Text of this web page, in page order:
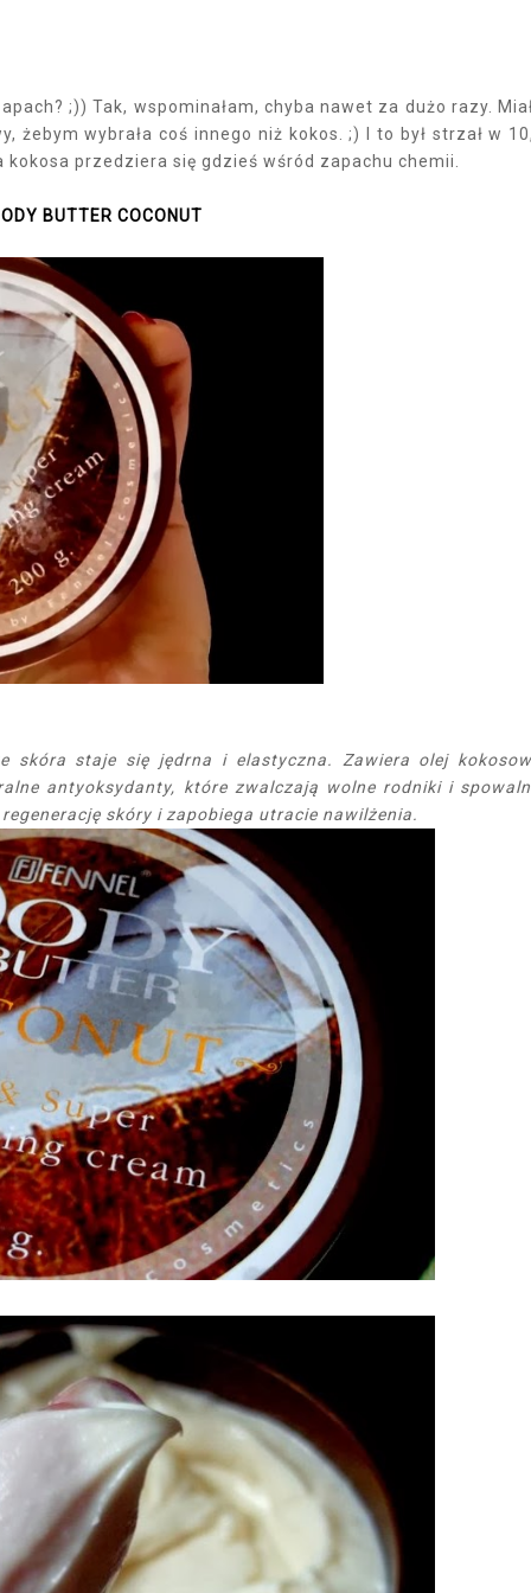
;)) Tak, wspominałam, chyba nawet za dużo razy.
żebym wybrała coś innego niż kokos. ;) I to był strzał w
przedziera się gdzieś wśród zapachu chemii.
BUTTER COCONUT
skóra staje się jędrna i elastyczna. Zawiera olej
antyoksydanty, które zwalczają wolne rodniki i
skóry i zapobiega utracie nawilżenia.